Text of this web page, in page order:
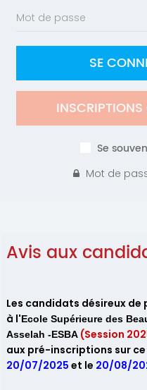
SE
INSCRIPTIONS
Se
Mot de
Avis aux
Les candidats désireux
à l'Ecole Supérieure des
Asselah -ESBA (Session
aux pré-inscriptions sur
20/07/2025 et le 20/08/